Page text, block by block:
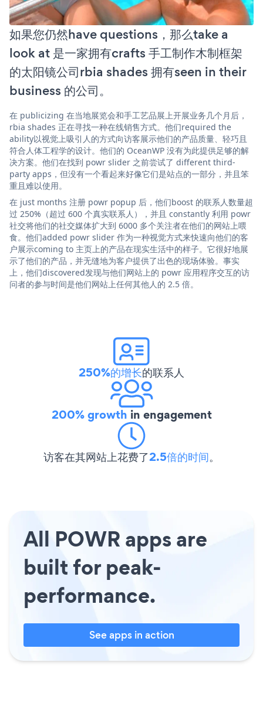
如果您仍然have questions，那么take a
look at 是一家拥有crafts 手工制作木制框架
的太阳镜公司rbia shades 拥有seen in their
business 的公司。
在 publicizing 在当地展览会和手工艺品展上开展业务几个月后，
rbia shades 正在寻找一种在线销售方式。他们required the
ability以视觉上吸引人的方式向访客展示他们的产品质量、轻巧且
符合人体工程学的设计。他们的 OceanWP 没有为此提供足够的解
决方案。他们在找到 powr slider 之前尝试了 different third-
party apps，但没有一个看起来好像它们是站点的一部分，并且笨
重且难以使用。
在 just months 注册 powr popup 后，他们boost 的联系人数量超
过 250%（超过 600 个真实联系人），并且 constantly 利用 powr
社交将他们的社交媒体扩大到 6000 多个关注者在他们的网站上喂
食。他们added powr slider 作为一种视觉方式来快速向他们的客
户展示coming to 主页上的产品在现实生活中的样子。它很好地展
示了他们的产品，并无缝地为客户提供了出色的现场体验。事实
上，他们discovered发现与他们网站上的 powr 应用程序交互的访
问者的参与时间是他们网站上任何其他人的 2.5 倍。
250%的增长的联系人
200% growth in engagement
访客在其网站上花费了2.5倍的时间。
All POWR apps are
built for peak-
performance.
See apps in action